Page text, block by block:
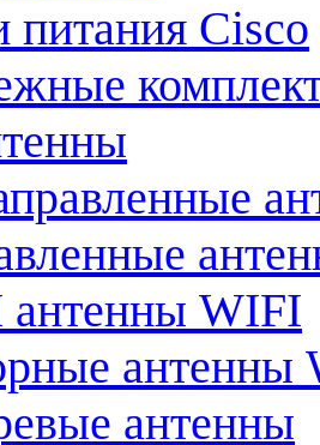
питания Cisco
WIFI
антенны
антенны